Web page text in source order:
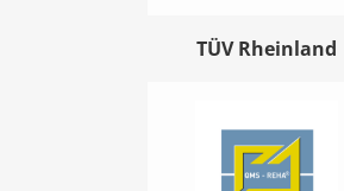
TÜV Rheinland